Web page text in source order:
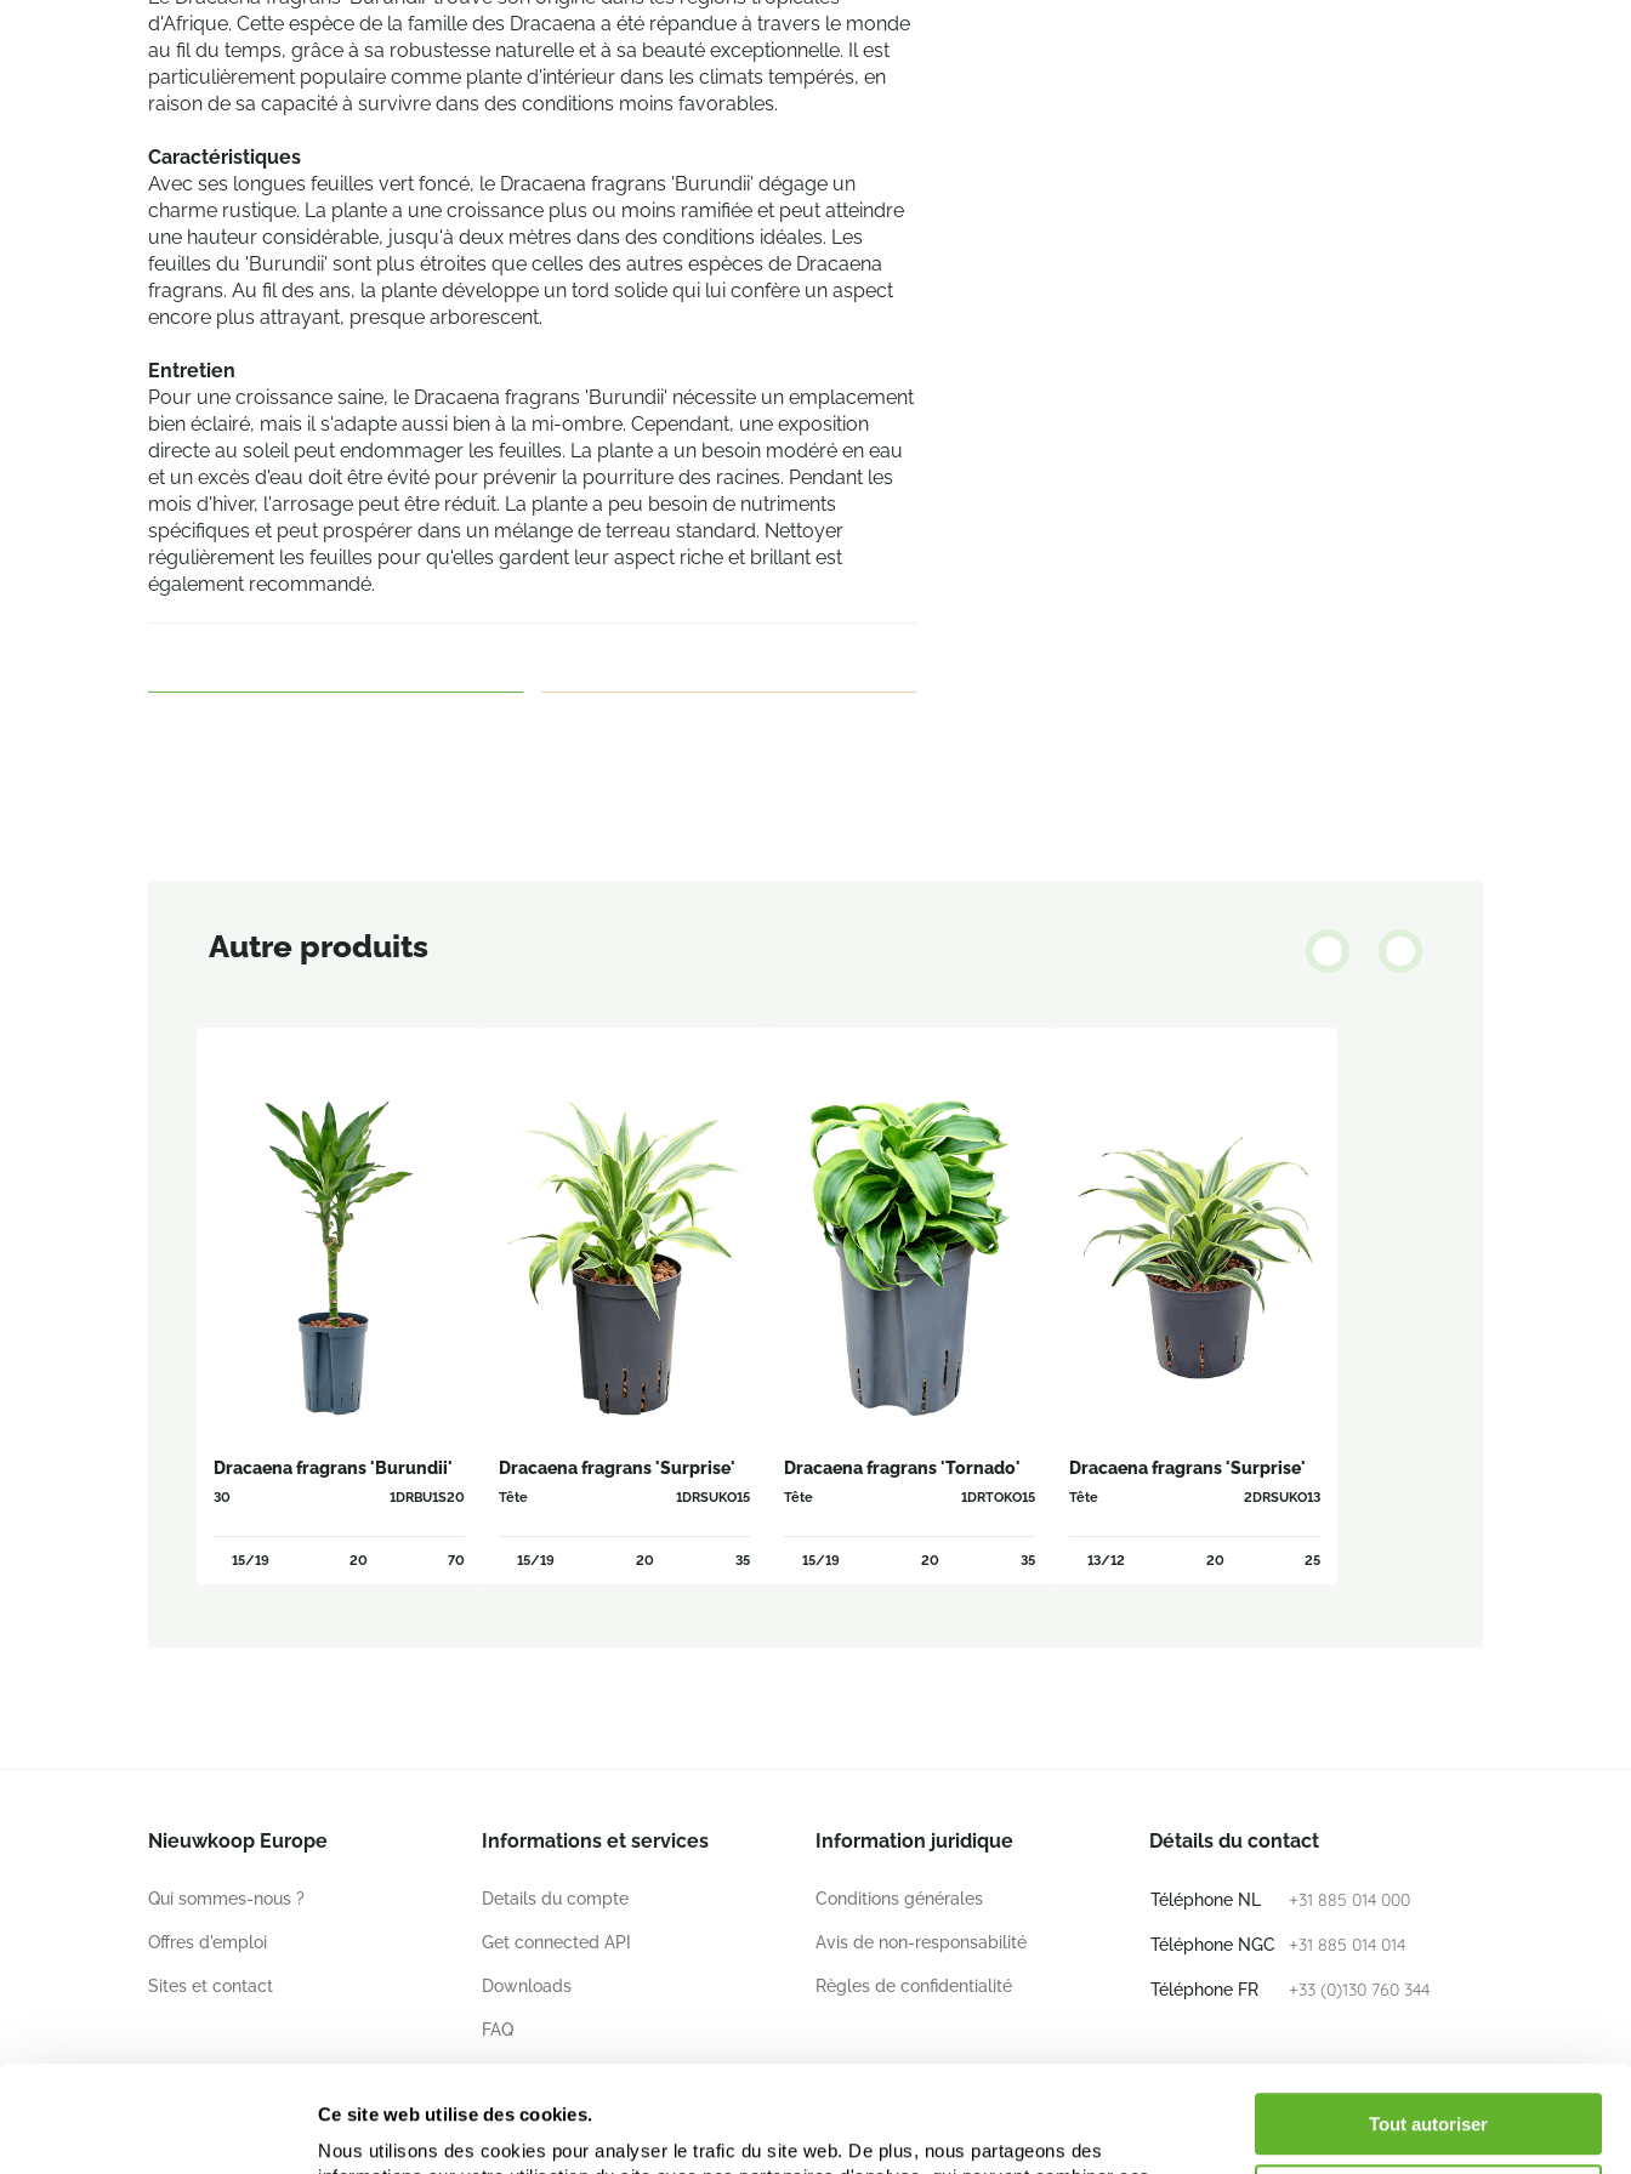
Ce site web utilise des cookies.
Nous utilisons des cookies pour analyser le trafic du site web. De plus, nous partageons des
Tout autoriser
d'Afrique. Cette espèce de la famille des Dracaena a été répandue à travers le monde
au fil du temps, grâce à sa robustesse naturelle et à sa beauté exceptionnelle. Il est
particulièrement populaire comme plante d'intérieur dans les climats tempérés, en
raison de sa capacité à survivre dans des conditions moins favorables.
Caractéristiques
Avec ses longues feuilles vert foncé, le Dracaena fragrans 'Burundii' dégage un
charme rustique. La plante a une croissance plus ou moins ramifiée et peut atteindre
une hauteur considérable, jusqu'à deux mètres dans des conditions idéales. Les
feuilles du 'Burundii' sont plus étroites que celles des autres espèces de Dracaena
fragrans. Au fil des ans, la plante développe un tord solide qui lui confère un aspect
encore plus attrayant, presque arborescent.
Entretien
Pour une croissance saine, le Dracaena fragrans 'Burundii' nécessite un emplacement
bien éclairé, mais il s'adapte aussi bien à la mi-ombre. Cependant, une exposition
directe au soleil peut endommager les feuilles. La plante a un besoin modéré en eau
et un excès d'eau doit être évité pour prévenir la pourriture des racines. Pendant les
mois d'hiver, l'arrosage peut être réduit. La plante a peu besoin de nutriments
spécifiques et peut prospérer dans un mélange de terreau standard. Nettoyer
régulièrement les feuilles pour qu'elles gardent leur aspect riche et brillant est
également recommandé.
Autre produits
Dracaena fragrans 'Burundii'
30 1DRBU1S20
15/19 20 70
Dracaena fragrans 'Surprise'
Tête 1DRSUKO15
15/19 20 35
Dracaena fragrans 'Tornado'
Tête 1DRTOKO15
15/19 20 35
Dracaena fragrans 'Surprise'
Tête 2DRSUKO13
13/12 20 25
Nieuwkoop Europe
Qui sommes-nous ?
Offres d'emploi
Sites et contact
Informations et services
Details du compte
Get connected API
Downloads
FAQ
Information juridique
Conditions générales
Avis de non-responsabilité
Règles de confidentialité
Détails du contact
Téléphone NL +31 885 014 000
Téléphone NGC +31 885 014 014
Téléphone FR +33 (0)130 760 344
info@nieuwkoop-europe.com